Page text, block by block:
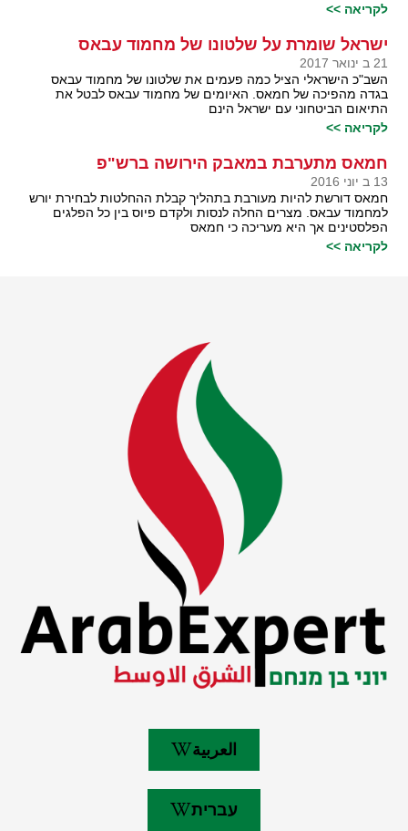
לקריאה >>
ישראל שומרת על שלטונו של מחמוד עבאס
21 ב ינואר 2017
השב"כ הישראלי הציל כמה פעמים את שלטונו של מחמוד עבאס
בגדה מהפיכה של חמאס. האיומים של מחמוד עבאס לבטל את
התיאום הביטחוני עם ישראל הינם
לקריאה >>
חמאס מתערבת במאבק הירושה ברש"פ
13 ב יוני 2016
חמאס דורשת להיות מעורבת בתהליך קבלת ההחלטות לבחירת יורש
למחמוד עבאס. מצרים החלה לנסות ולקדם פיוס בין כל הפלגים
הפלסטינים אך היא מעריכה כי חמאס
לקריאה >>
العربية
עברית